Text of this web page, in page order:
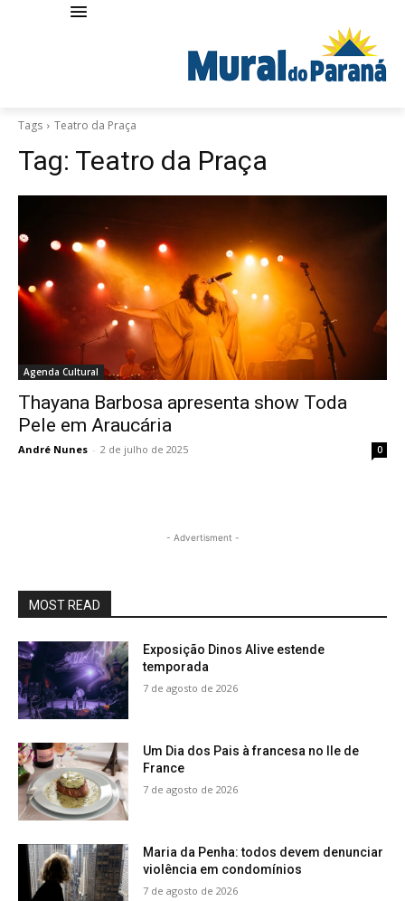
Tags Teatro da Praça
Tag: Teatro da Praça
Agenda Cultural
Thayana Barbosa apresenta show Toda
Pele em Araucária
André Nunes - 2 de julho de 2025 0
- Advertisment -
MOST READ
Exposição Dinos Alive estende
temporada
7 de agosto de 2026
Um Dia dos Pais à francesa no Ile de
France
7 de agosto de 2026
Maria da Penha: todos devem denunciar
violência em condomínios
7 de agosto de 2026